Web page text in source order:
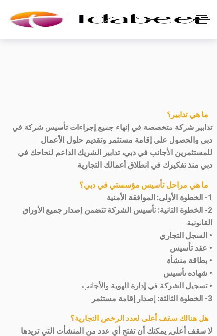
ما هي تدابير؟
تدابير شركة متخصصة في إنهاء جميع إجراءات تأسيس شركة في
دبي والحصول على إقامة مستثمر وتقديم حلول الأعمال
للمستثمرين الأجانب في دبي، تدابير الشريك الداعم لنجاحك في
دبي منذ تفكيرك في انطلاق أعمالك التجارية
ما هي مراحل تأسيس مؤسستي في دبي؟
1- الخطوة الأولى: الموافقة الأمنية
2- الخطوة الثانية: تأسيس الشركة تتضمن إصدار جميع الأوراق
القانونية:
• السجل التجاري
• عقد تأسيس
• بطاقة منشأة
• شهادة تأسيس
• تسجيل الشركة في إدارة الهوية والأجانب
3- الخطوة الثالثة: إصدار إقامة مستثمر
هل هنالك سقف أعلى لعدد الرخص التجارية؟
لا سقف أعلى, يمكنك أن تفتح أي عدد من المنشأت التي تريدها